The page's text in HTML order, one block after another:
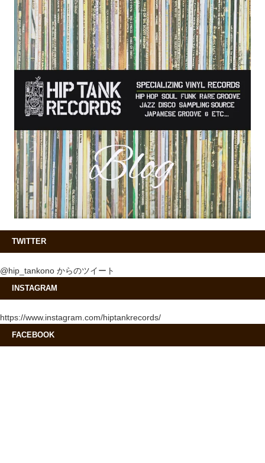
TWITTER
@hip_tankono からのツイート
INSTAGRAM
https://www.instagram.com/hiptankrecords/
FACEBOOK